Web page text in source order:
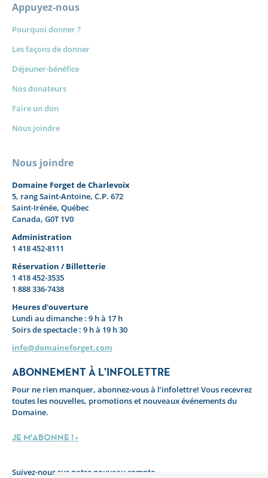
Nous joindre
Domaine Forget de Charlevoix
5, rang Saint-Antoine, C.P. 672
Saint-Irénée, Québec
Canada, G0T 1V0
Administration
1 418 452-8111
Réservation / Billetterie
1 418 452-3535
1 888 336-7438
Heures d'ouverture
Lundi au dimanche : 9 h à 17 h
Soirs de spectacle : 9 h à 19 h 30
info@domaineforget.com
ABONNEMENT À L'INFOLETTRE
Pour ne rien manquer, abonnez-vous à l’infolettre! Vous recevrez
toutes les nouvelles, promotions et nouveaux événements du
Domaine.
JE M'ABONNE ! >
Suivez-nous sur notre nouveau compte
Appuyez-nous
Pourquoi donner ?
Les façons de donner
Déjeuner-bénéfice
Nos donateurs
Faire un don
Nous joindre